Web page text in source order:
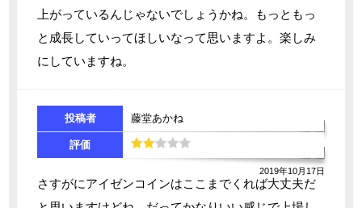
上がっているんじゃないでしょうかね。もっともっ
と成長していってほしいなって思いますよ。楽しみ
にしていますね。
投稿者 藤堂あかね
評価
2019年10月17日
さすがにアイゼンコインはここまでくれば大丈夫だ